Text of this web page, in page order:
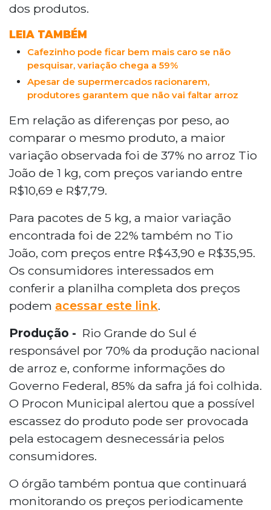
dos produtos.
LEIA TAMBÉM
Cafezinho pode ficar bem mais caro se não
pesquisar, variação chega a 59%
Apesar de supermercados racionarem,
produtores garantem que não vai faltar arroz
Em relação as diferenças por peso, ao
comparar o mesmo produto, a maior
variação observada foi de 37% no arroz Tio
João de 1 kg, com preços variando entre
R$10,69 e R$7,79.
Para pacotes de 5 kg, a maior variação
encontrada foi de 22% também no Tio
João, com preços entre R$43,90 e R$35,95.
Os consumidores interessados em
conferir a planilha completa dos preços
podem acessar este link.
Produção - Rio Grande do Sul é
responsável por 70% da produção nacional
de arroz e, conforme informações do
Governo Federal, 85% da safra já foi colhida.
O Procon Municipal alertou que a possível
escassez do produto pode ser provocada
pela estocagem desnecessária pelos
consumidores.
O órgão também pontua que continuará
monitorando os preços periodicamente